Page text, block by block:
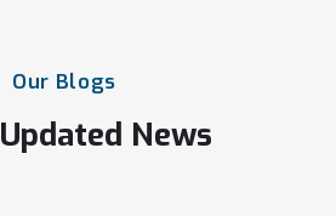
Our Blogs
Updated News